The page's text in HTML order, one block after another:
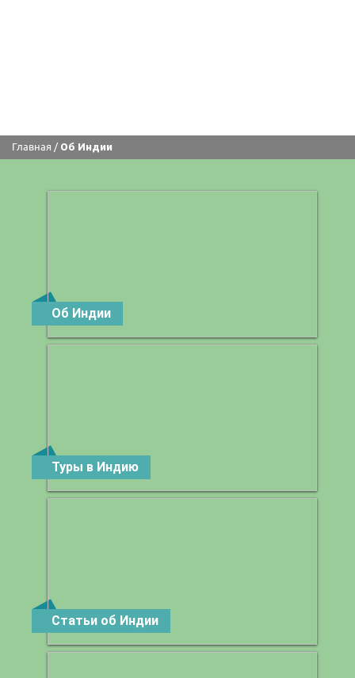
Главная / Об Индии
Об Индии
Туры в Индию
Статьи об Индии